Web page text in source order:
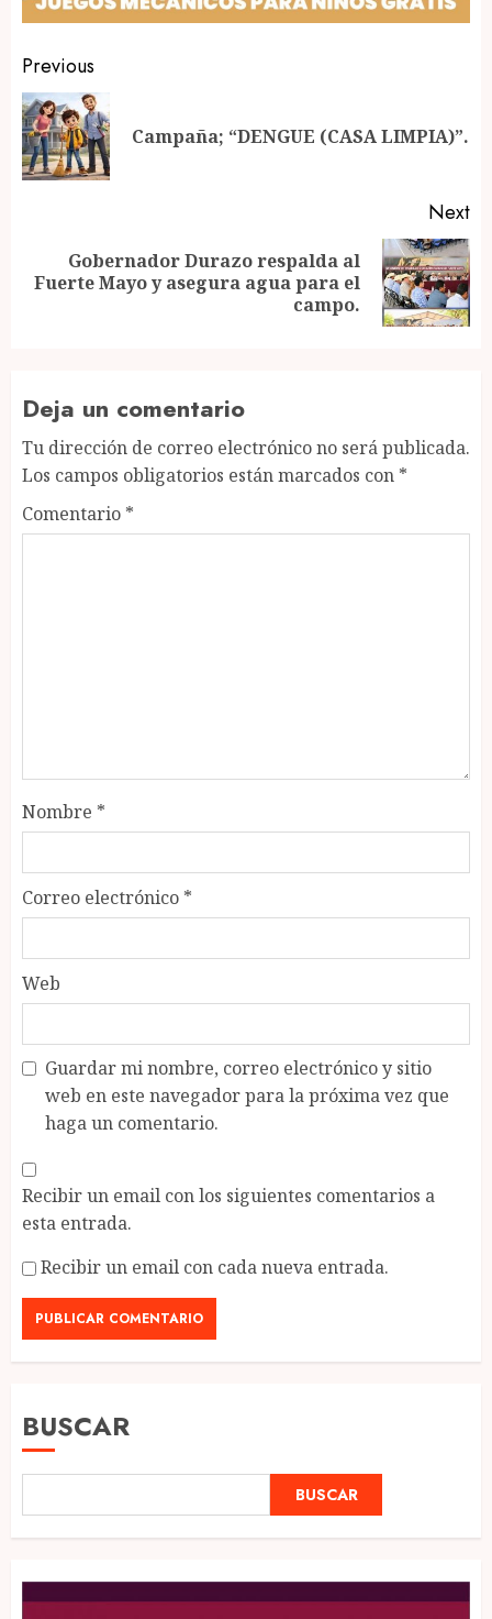
Post
navigation
Previous
Campaña; “DENGUE (CASA LIMPIA)”.
Next
Next
Gobernador Durazo respalda al
Fuerte Mayo y asegura agua para el
campo.
Deja un comentario
Tu dirección de correo electrónico no será publicada.
Los campos obligatorios están marcados con *
Comentario *
Nombre *
Correo electrónico *
Web
Guardar mi nombre, correo electrónico y sitio
web en este navegador para la próxima vez que
haga un comentario.
Recibir un email con los siguientes comentarios a
esta entrada.
Recibir un email con cada nueva entrada.
BUSCAR
BUSCAR